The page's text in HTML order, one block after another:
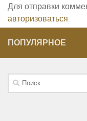
Для отправки
авторизоваться.
ПОПУЛЯРНОЕ
Найти: